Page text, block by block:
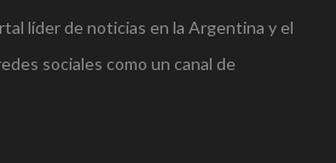
líder de noticias en la Argentina y el
sociales como un canal de